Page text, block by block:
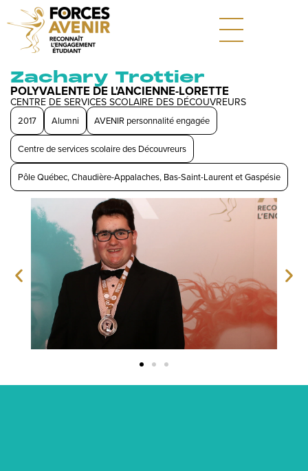
Zachary Trottier
POLYVALENTE DE L'ANCIENNE-LORETTE
CENTRE DE SERVICES SCOLAIRE DES DÉCOUVREURS
2017 Alumni AVENIR personnalité engagée
Centre de services scolaire des Découvreurs
Pôle Québec, Chaudière-Appalaches, Bas-Saint-Laurent et Gaspésie